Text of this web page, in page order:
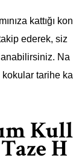
kattığı kon
ederek, siz
Na
kokular tarihe ka
Kull
H